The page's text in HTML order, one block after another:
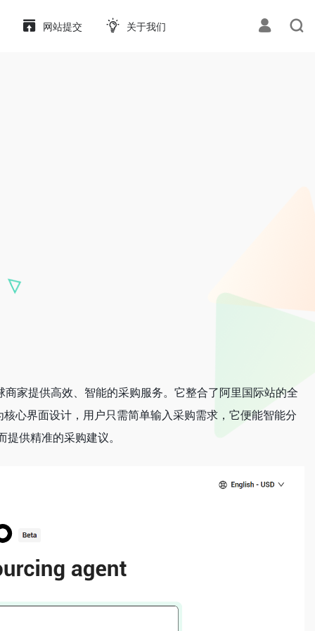
网站提交 关于我们
家提供高效、智能的采购服务。它整合了阿里国际站的全
心界面设计，用户只需简单输入采购需求，它便能智能分
供精准的采购建议。